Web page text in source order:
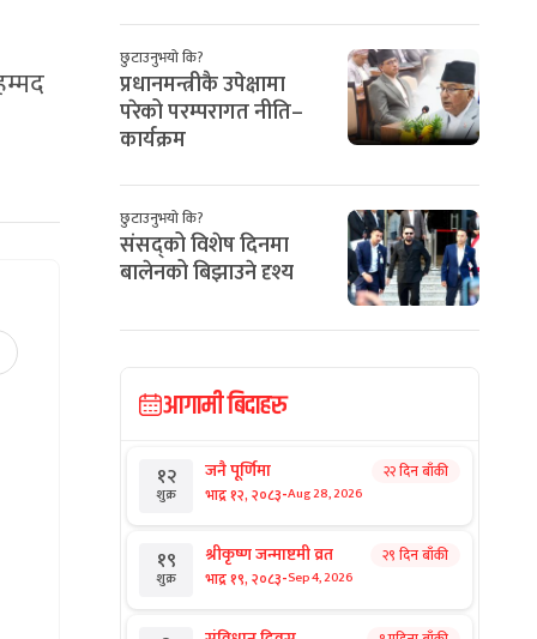
छुटाउनुभयो कि?
प्रधानमन्त्रीकै उपेक्षामा
परेको परम्परागत नीति–
कार्यक्रम
छुटाउनुभयो कि?
संसद्को विशेष दिनमा
बालेनको बिझाउने दृश्य
आगामी बिदाहरु
१२
शुक्र
जनै पूर्णिमा
भाद्र १२, २०८३-Aug 28, 2026
२२ दिन बाँकी
१९
शुक्र
श्रीकृष्ण जन्माष्टमी व्रत
भाद्र १९, २०८३-Sep 4, 2026
२९ दिन बाँकी